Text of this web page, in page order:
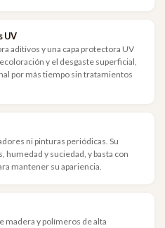
UV
aditivos y una capa protectora UV
y el desgaste superficial,
por más tiempo sin tratamientos
ni pinturas periódicas. Su
humedad y suciedad, y basta con
mantener su apariencia.
madera y polímeros de alta